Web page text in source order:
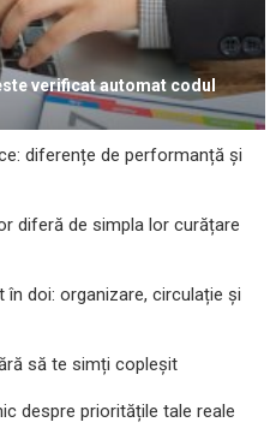
verificat automat codul
diferențe de performanță și
diferă de simpla lor curățare
doi: organizare, circulație și
să te simți copleșit
despre prioritățile tale reale